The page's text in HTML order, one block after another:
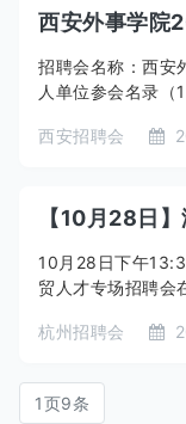
招聘会名称：西安
人单位参会名录（
西安招聘会
10月28日下午
贸人才专场招聘会
杭州招聘会
1页9条